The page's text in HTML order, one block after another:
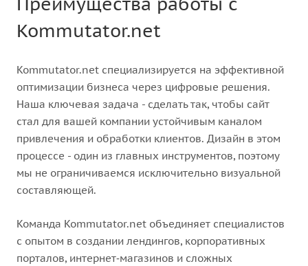
Kommutator.net
Kommutator.net специализируется на эффективной
оптимизации бизнеса через цифровые решения.
Наша ключевая задача - сделать так, чтобы сайт
стал для вашей компании устойчивым каналом
привлечения и обработки клиентов. Дизайн в этом
процессе - один из главных инструментов, поэтому
мы не ограничиваемся исключительно визуальной
составляющей.
Команда Kommutator.net объединяет специалистов
с опытом в создании лендингов, корпоративных
порталов, интернет‑магазинов и сложных